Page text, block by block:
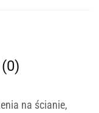
na ścianie,